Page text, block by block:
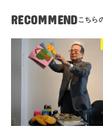
RECOMMEND